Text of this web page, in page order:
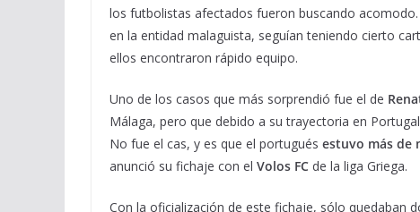
los futbolistas afectados fueron buscando
en la entidad malaguista, seguían teniendo cierto
ellos encontraron rápido equipo.
Uno de los casos que más sorprendió fue el de
Málaga, pero que debido a su trayectoria en
No fue el cas, y es que el portugués estuvo más de
anunció su fichaje con el Volos FC de la liga Griega.
Con la oficialización de este fichaje, sólo quedaban